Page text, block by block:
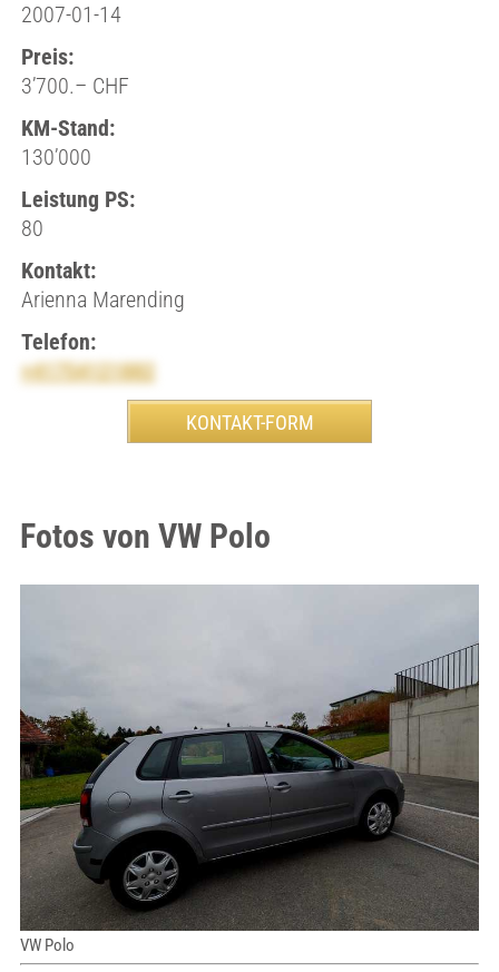
2007-01-14
Preis:
3’700.– CHF
KM-Stand:
130’000
Leistung PS:
80
Kontakt:
Arienna Marending
Telefon:
+41754121882
Fotos von VW Polo
VW Polo